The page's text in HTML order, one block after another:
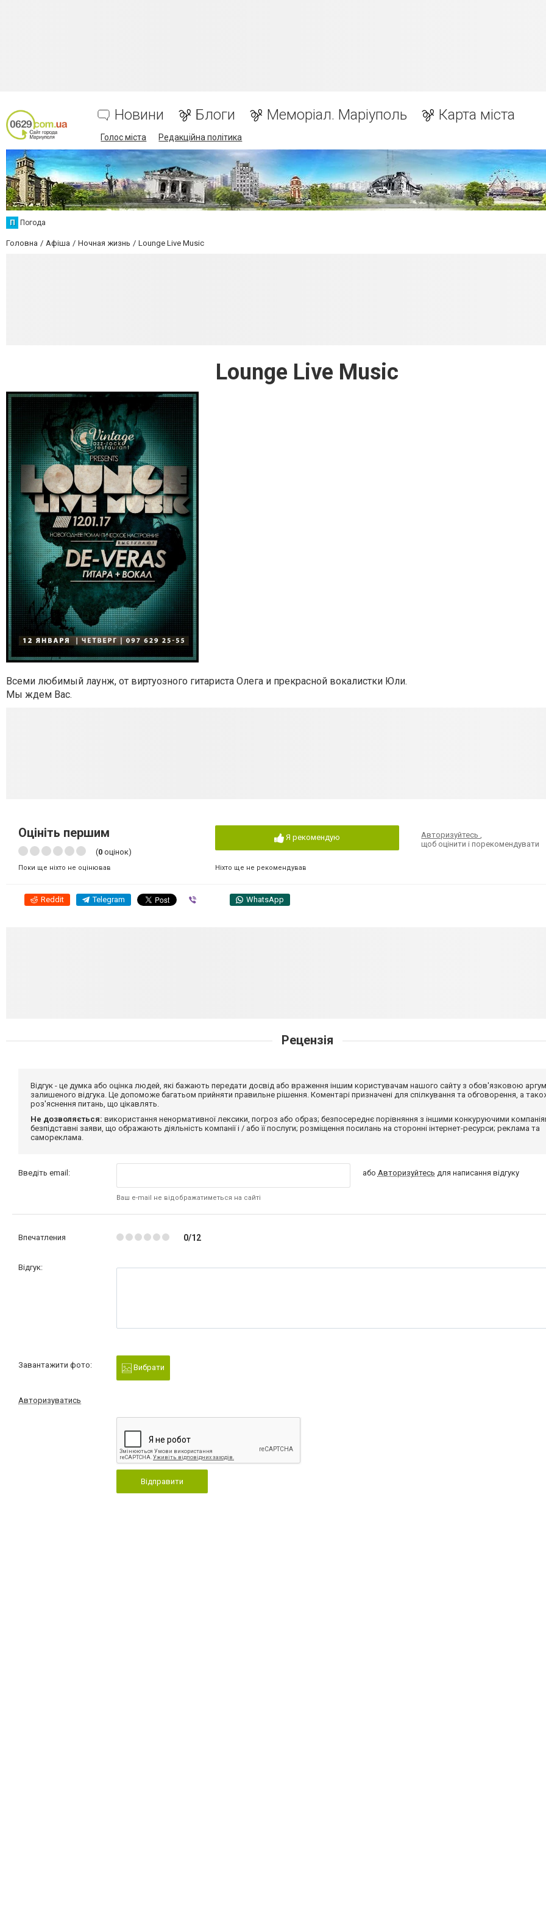
Новини Блоги Меморіал. Маріуполь Карта міста
Голос міста Редакційна політика
П Погода
Головна Афіша Ночная жизнь Lounge Live Music
Lounge Live Music
Всеми любимый лаунж, от виртуозного гитариста Олега и прекрасной вокалистки Юли.
Мы ждем Вас.
Оцініть першим
(0 оцінок)
Поки ще ніхто не оцінював
Я рекомендую
Ніхто ще не рекомендував
Авторизуйтесь,
щоб оцінити і порекомендувати
Reddit Telegram WhatsApp
Рецензія
Відгук - це думка або оцінка людей, які бажають передати досвід або враження іншим користувачам нашого сайту з обов'язковою
залишеного відгука. Це допоможе багатьом прийняти правильне рішення. Коментарі призначені для спілкування та обговорення, а
роз'яснення питань, що цікавлять.
Не дозволяється: використання ненормативної лексики, погроз або образ; безпосереднє порівняння з іншими конкуруючими
безпідставні заяви, що ображають діяльність компанії і / або її послуги; розміщення посилань на сторонні інтернет-ресурси; реклама та
самореклама.
Введіть email:
Ваш e-mail не відображатиметься на сайті
або Авторизуйтесь для написання відгуку
Впечатления 0/12
Відгук:
Завантажити фото: Вибрати
Авторизуватись
Відправити